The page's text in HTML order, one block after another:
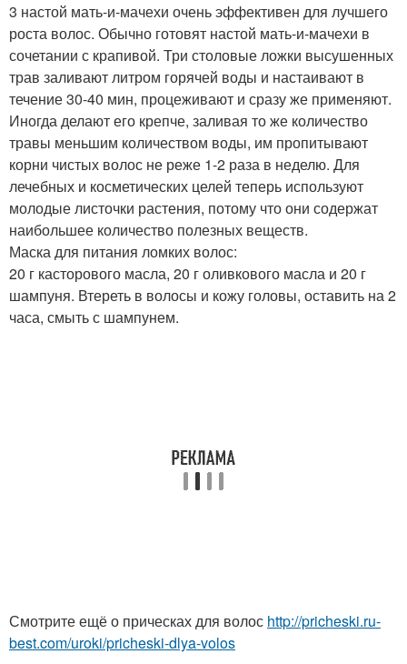
3 настой мать-и-мачехи очень эффективен для лучшего
роста волос. Обычно готовят настой мать-и-мачехи в
сочетании с крапивой. Три столовые ложки высушенных
трав заливают литром горячей воды и настаивают в
течение 30-40 мин, процеживают и сразу же применяют.
Иногда делают его крепче, заливая то же количество
травы меньшим количеством воды, им пропитывают
корни чистых волос не реже 1-2 раза в неделю. Для
лечебных и косметических целей теперь используют
молодые листочки растения, потому что они содержат
наибольшее количество полезных веществ.
Маска для питания ломких волос:
20 г касторового масла, 20 г оливкового масла и 20 г
шампуня. Втереть в волосы и кожу головы, оставить на 2
часа, смыть с шампунем.
Смотрите ещё о прическах для волос http://pricheski.ru-
best.com/uroki/pricheski-dlya-volos